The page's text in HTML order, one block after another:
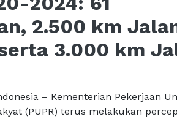
2.500 km
3.000 km
– Kementerian Pekerjaan
(PUPR) terus melakukan